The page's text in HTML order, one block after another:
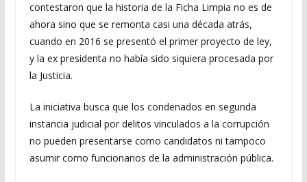
contestaron que la historia de la Ficha Limpia no es de
ahora sino que se remonta casi una década atrás,
cuando en 2016 se presentó el primer proyecto de ley,
y la ex presidenta no había sido siquiera procesada por
la Justicia.
La iniciativa busca que los condenados en segunda
instancia judicial por delitos vinculados a la corrupción
no pueden presentarse como candidatos ni tampoco
asumir como funcionarios de la administración pública.